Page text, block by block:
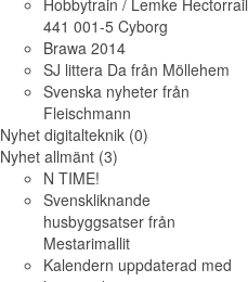
Hobbytrain / Lemke Hectorrail
441 001-5 Cyborg
Brawa 2014
SJ littera Da från Möllehem
Svenska nyheter från
Fleischmann
Nyhet digitalteknik (0)
Nyhet allmänt (3)
N TIME!
Svenskliknande
husbyggsatser från
Mestarimallit
Kalendern uppdaterad med